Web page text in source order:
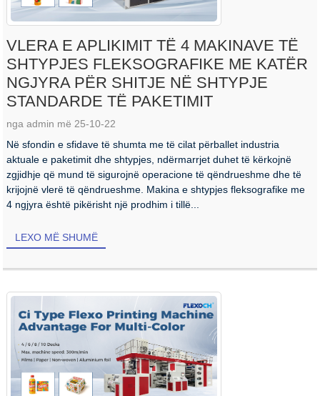
VLERA E APLIKIMIT TË 4 MAKINAVE TË
SHTYPJES FLEKSOGRAFIKE ME KATËR
NGJYRA PËR SHITJE NË SHTYPJE
STANDARDE TË PAKETIMIT
nga admin më 25-10-22
Në sfondin e sfidave të shumta me të cilat përballet industria
aktuale e paketimit dhe shtypjes, ndërmarrjet duhet të kërkojnë
zgjidhje që mund të sigurojnë operacione të qëndrueshme dhe të
krijojnë vlerë të qëndrueshme. Makina e shtypjes fleksografike me
4 ngjyra është pikërisht një prodhim i tillë...
LEXO MË SHUMË